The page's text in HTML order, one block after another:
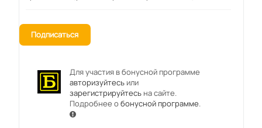
Подписаться
Для участия в бонусной программе
авторизуйтесьили
зарегистрируйтесьна сайте.
Подробнее обонусной программе.